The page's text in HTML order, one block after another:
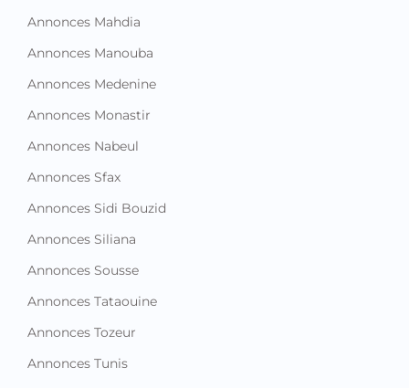
Annonces Mahdia
Annonces Manouba
Annonces Medenine
Annonces Monastir
Annonces Nabeul
Annonces Sfax
Annonces Sidi Bouzid
Annonces Siliana
Annonces Sousse
Annonces Tataouine
Annonces Tozeur
Annonces Tunis